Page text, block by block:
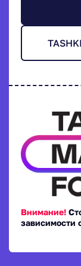
Внимание!
зависимости